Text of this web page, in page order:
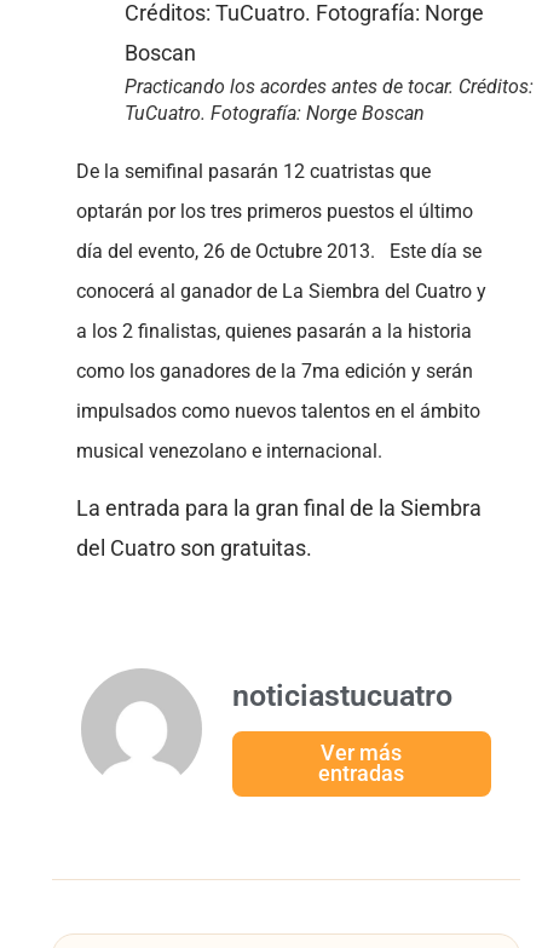
Practicando los acordes antes de tocar. Créditos:
TuCuatro. Fotografía: Norge Boscan
De la semifinal pasarán 12 cuatristas que
optarán por los tres primeros puestos el último
día del evento, 26 de Octubre 2013. Este día se
conocerá al ganador de La Siembra del Cuatro y
a los 2 finalistas, quienes pasarán a la historia
como los ganadores de la 7ma edición y serán
impulsados como nuevos talentos en el ámbito
musical venezolano e internacional.
La entrada para la gran final de la Siembra
del Cuatro son gratuitas.
noticiastucuatro
Ver más
entradas